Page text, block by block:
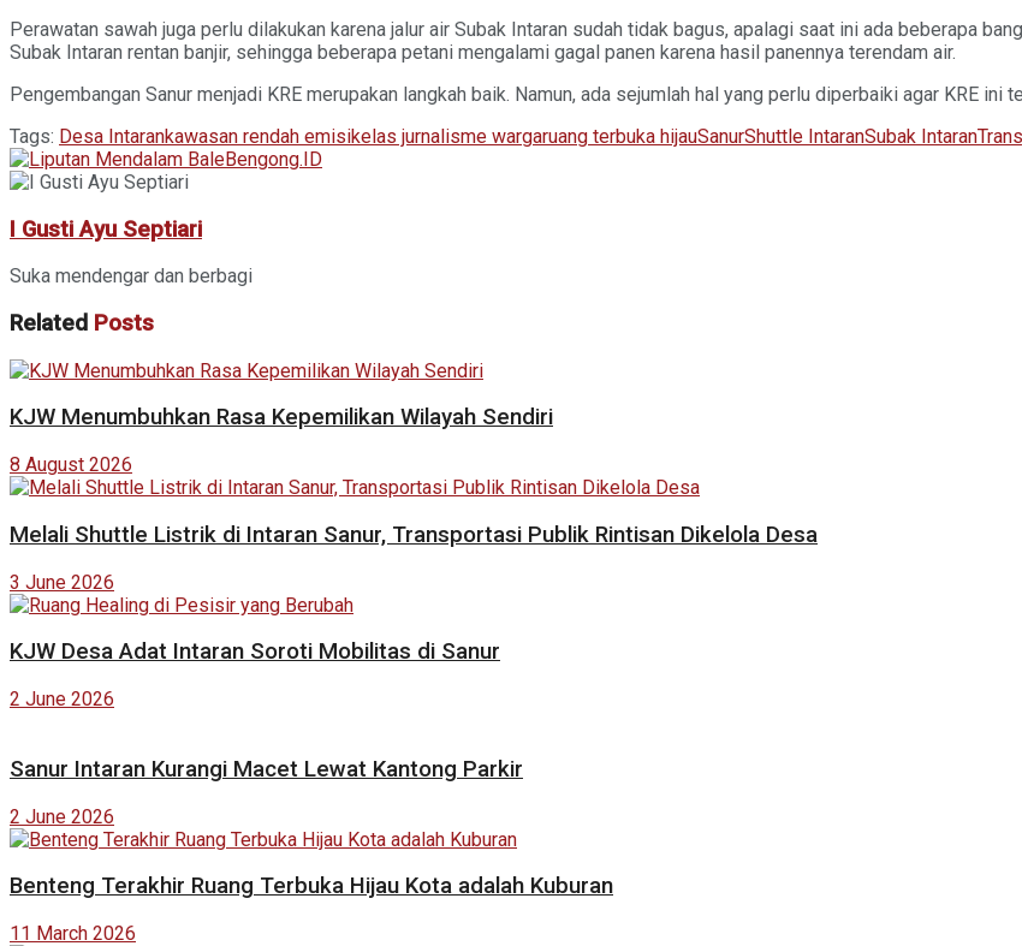
Perawatan sawah juga perlu dilakukan karena jalur air Subak Intaran sudah tidak bagus, apalagi saat ini ada beberapa
Subak Intaran rentan banjir, sehingga beberapa petani mengalami gagal panen karena hasil panennya terendam air.
Pengembangan Sanur menjadi KRE merupakan langkah baik. Namun, ada sejumlah hal yang perlu diperbaiki agar KRE ini
Tags: Desa Intarankawasan rendah emisikelas jurnalisme wargaruang terbuka hijauSanurShuttle IntaranSubak Intaran
I Gusti Ayu Septiari
Suka mendengar dan berbagi
Related Posts
KJW Menumbuhkan Rasa Kepemilikan Wilayah Sendiri
8 August 2026
Melali Shuttle Listrik di Intaran Sanur, Transportasi Publik Rintisan Dikelola Desa
3 June 2026
KJW Desa Adat Intaran Soroti Mobilitas di Sanur
2 June 2026
Sanur Intaran Kurangi Macet Lewat Kantong Parkir
2 June 2026
Benteng Terakhir Ruang Terbuka Hijau Kota adalah Kuburan
11 March 2026